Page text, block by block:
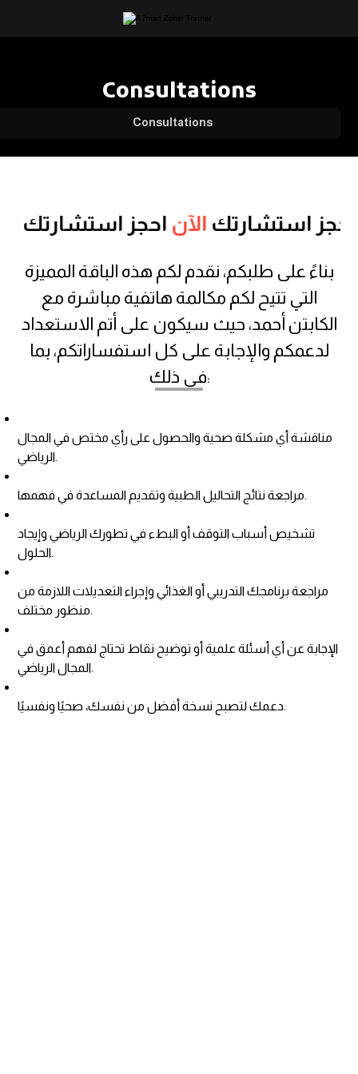
Consultations
Consultations
احجز استشارتك استشارتك الآن
بناءً على طلبكم، نقدم لكم هذه الباقة المميزة
التي تتيح لكم مكالمة هاتفية مباشرة مع
الكابتن أحمد، حيث سيكون على أتم الاستعداد
لدعمكم والإجابة على كل استفساراتكم، بما
في ذلك:
مناقشة أي مشكلة صحية والحصول على رأي مختص في المجال
الرياضي.
مراجعة نتائج التحاليل الطبية وتقديم المساعدة في فهمها.
تشخيص أسباب التوقف أو البطء في تطورك الرياضي وإيجاد
الحلول.
مراجعة برنامجك التدريبي أو الغذائي وإجراء التعديلات اللازمة من
منظور مختلف.
الإجابة عن أي أسئلة علمية أو توضيح نقاط تحتاج لفهم أعمق في
المجال الرياضي.
دعمك لتصبح نسخة أفضل من نفسك، صحيًا ونفسيًا.